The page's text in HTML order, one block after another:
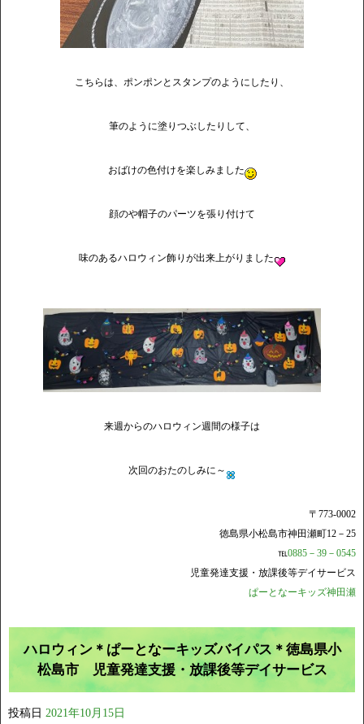
こちらは、ポンポンとスタンプのようにしたり、
筆のように塗りつぶしたりして、
おばけの色付けを楽しみました
顔のや帽子のパーツを張り付けて
味のあるハロウィン飾りが出来上がりました
来週からのハロウィン週間の様子は
次回のおたのしみに～
〒773-0002
徳島県小松島市神田瀬町12－25
℡0885－39－0545
児童発達支援・放課後等デイサービス
ぱーとなーキッズ神田瀬
ハロウィン＊ぱーとなーキッズバイパス＊徳島県小
松島市 児童発達支援・放課後等デイサービス
投稿日 2021年10月15日